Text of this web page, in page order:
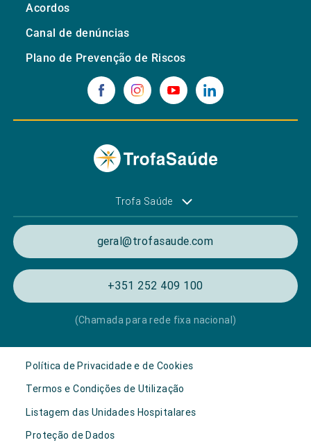
Acordos
Canal de denúncias
Plano de Prevenção de Riscos
Trofa Saúde
geral@trofasaude.com
+351 252 409 100
(Chamada para rede fixa nacional)
Política de Privacidade e de Cookies
Termos e Condições de Utilização
Listagem das Unidades Hospitalares
Proteção de Dados